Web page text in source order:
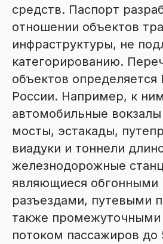
средств. Паспорт
отношении объектов
инфраструктуры, не
категорированию.
объектов
России. Например, к
автомобильные вокзалы
мосты, эстакады,
виадуки и тоннели
железнодорожные
являющиеся обгонными
разъездами, путевыми
также промежуточными
потоком пассажиров до